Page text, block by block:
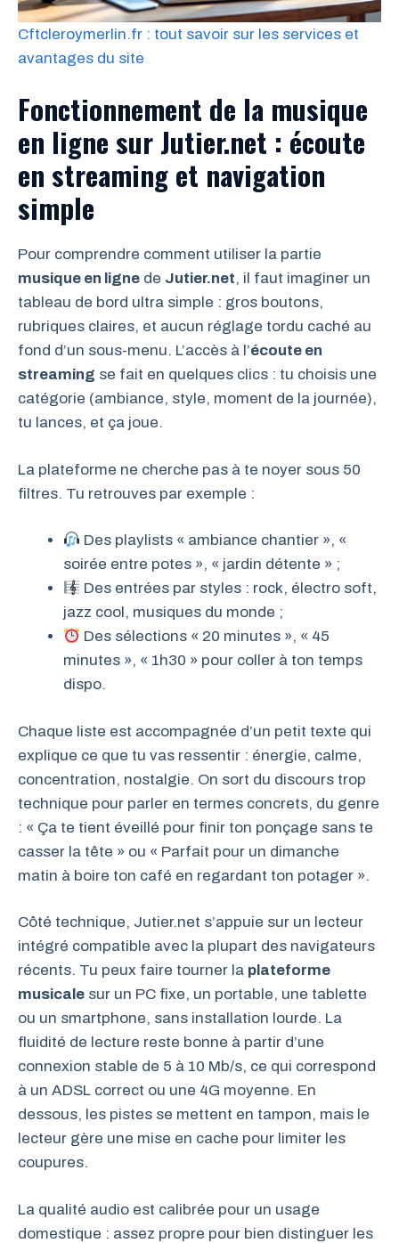
Cftcleroymerlin.fr : tout savoir sur les services et
avantages du site
Fonctionnement de la musique
en ligne sur Jutier.net : écoute
en streaming et navigation
simple
Pour comprendre comment utiliser la partie
musique en ligne de Jutier.net, il faut imaginer un
tableau de bord ultra simple : gros boutons,
rubriques claires, et aucun réglage tordu caché au
fond d’un sous-menu. L’accès à l’écoute en
streaming se fait en quelques clics : tu choisis une
catégorie (ambiance, style, moment de la journée),
tu lances, et ça joue.
La plateforme ne cherche pas à te noyer sous 50
filtres. Tu retrouves par exemple :
Des playlists « ambiance chantier », «
soirée entre potes », « jardin détente » ;
Des entrées par styles : rock, électro soft,
jazz cool, musiques du monde ;
Des sélections « 20 minutes », « 45
minutes », « 1h30 » pour coller à ton temps
dispo.
Chaque liste est accompagnée d’un petit texte qui
explique ce que tu vas ressentir : énergie, calme,
concentration, nostalgie. On sort du discours trop
technique pour parler en termes concrets, du genre
: « Ça te tient éveillé pour finir ton ponçage sans te
casser la tête » ou « Parfait pour un dimanche
matin à boire ton café en regardant ton potager ».
Côté technique, Jutier.net s’appuie sur un lecteur
intégré compatible avec la plupart des navigateurs
récents. Tu peux faire tourner la plateforme
musicale sur un PC fixe, un portable, une tablette
ou un smartphone, sans installation lourde. La
fluidité de lecture reste bonne à partir d’une
connexion stable de 5 à 10 Mb/s, ce qui correspond
à un ADSL correct ou une 4G moyenne. En
dessous, les pistes se mettent en tampon, mais le
lecteur gère une mise en cache pour limiter les
coupures.
La qualité audio est calibrée pour un usage
domestique : assez propre pour bien distinguer les